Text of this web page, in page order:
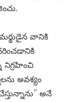
వానికి
నిగ్రహించి
అవశ్యం
అనే